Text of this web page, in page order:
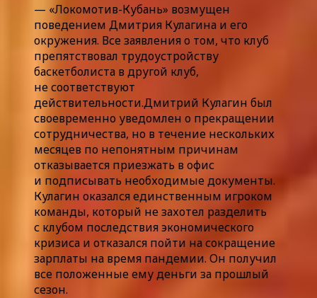
— «Локомотив-Кубань» возмущен
поведением Дмитрия Кулагина и его
окружения. Все заявления о том, что клуб
препятствовал трудоустройству
баскетболиста в другой клуб,
не соответствуют
действительности.Дмитрий Кулагин был
своевременно уведомлен о прекращении
сотрудничества, но в течение нескольких
месяцев по непонятным причинам
отказывается приезжать в офис
и подписывать необходимые документы.
Кулагин оказался единственным игроком
команды, который не захотел разделить
с клубом последствия экономического
кризиса и отказался пойти на сокращение
зарплаты на время пандемии. Он получил
все положенные ему деньги за прошлый
сезон.